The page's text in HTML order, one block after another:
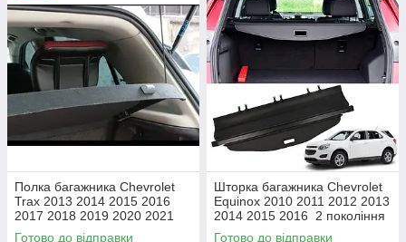
Полка багажника Chevrolet
Trax 2013 2014 2015 2016
2017 2018 2019 2020 2021
шторка ролет полиця
Готово до відправки
Шторка багажника Chevrolet
Equinox 2010 2011 2012 2013
2014 2015 2016 2 покоління
полка ролет
Готово до відправки